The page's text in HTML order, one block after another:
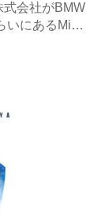
会社がBMW
いにあるMi…